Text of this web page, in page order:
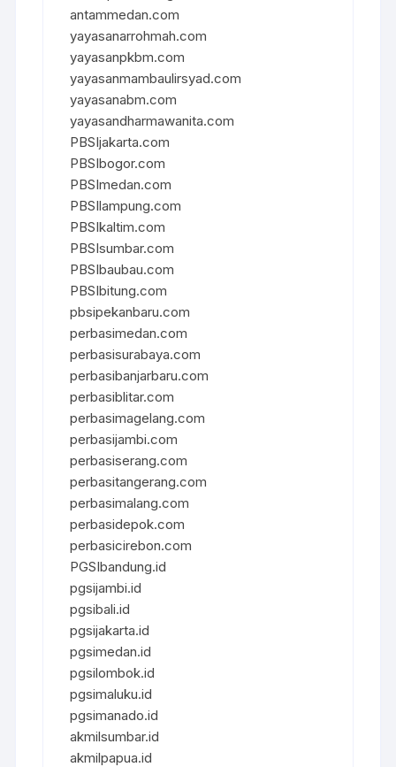
antammedan.com
yayasanarrohmah.com
yayasanpkbm.com
yayasanmambaulirsyad.com
yayasanabm.com
yayasandharmawanita.com
PBSIjakarta.com
PBSIbogor.com
PBSImedan.com
PBSIlampung.com
PBSIkaltim.com
PBSIsumbar.com
PBSIbaubau.com
PBSIbitung.com
pbsipekanbaru.com
perbasimedan.com
perbasisurabaya.com
perbasibanjarbaru.com
perbasiblitar.com
perbasimagelang.com
perbasijambi.com
perbasiserang.com
perbasitangerang.com
perbasimalang.com
perbasidepok.com
perbasicirebon.com
PGSIbandung.id
pgsijambi.id
pgsibali.id
pgsijakarta.id
pgsimedan.id
pgsilombok.id
pgsimaluku.id
pgsimanado.id
akmilsumbar.id
akmilpapua.id